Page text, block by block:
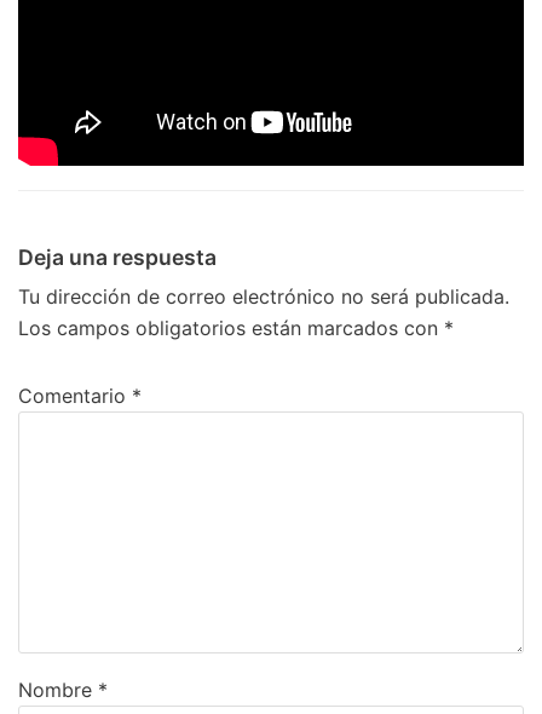
Deja una respuesta
Tu dirección de correo electrónico no será publicada.
Los campos obligatorios están marcados con *
Comentario *
Nombre *